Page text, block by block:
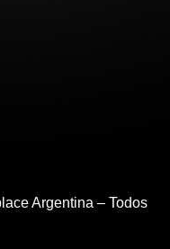
Argentina – Todos